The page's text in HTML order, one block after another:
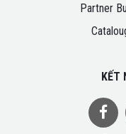
Partner
KẾT